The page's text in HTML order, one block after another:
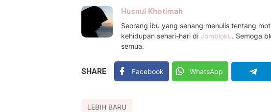
Husnul Khotimah
Seorang ibu yang senang menulis tentang
kehidupan sehari-hari di Jombloku. Semoga
semua.
SHARE Facebook WhatsApp
LEBIH BARU